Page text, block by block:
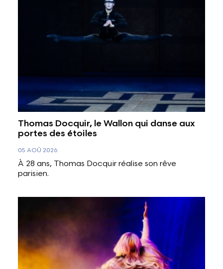
Thomas Docquir, le Wallon qui danse aux
portes des étoiles
05 AOÛ 2026
À 28 ans, Thomas Docquir réalise son rêve
parisien.